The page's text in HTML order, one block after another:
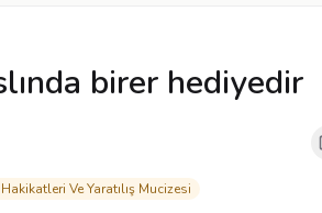
birer hediyedir
Ve Yaratılış Mucizesi